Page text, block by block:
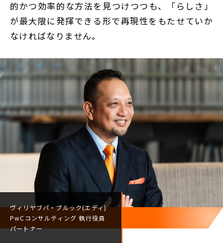
的かつ効率的な方法を見つけつつも、「らしさ」
が最大限に発揮できる形で再現性をもたせていか
なければなりません。
ヴィリヤブパ・プルック(エディ)
PwCコンサルティング執行役員
パートナー